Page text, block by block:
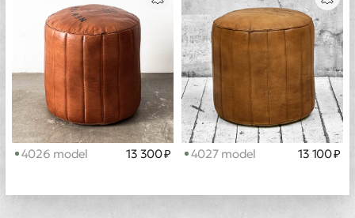
4026 model 13 300 ₽ 4027 model 13 100 ₽